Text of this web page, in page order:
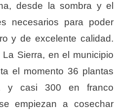
desde la sombra y el
necesarios para poder
y de excelente calidad.
Sierra, en el municipio
el momento 36 plantas
y casi 300 en franco
empiezan a cosechar